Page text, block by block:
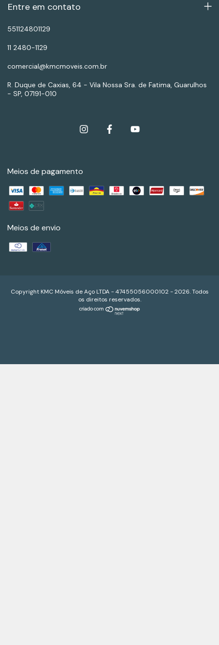
Entre em contato
551124801129
11 2480-1129
comercial@kmcmoveis.com.br
R. Duque de Caxias, 64 - Vila Nossa Sra. de Fatima, Guarulhos
- SP, 07191-010
Meios de pagamento
Meios de envio
Copyright KMC Móveis de Aço LTDA - 47455056000102 - 2026. Todos
os direitos reservados.